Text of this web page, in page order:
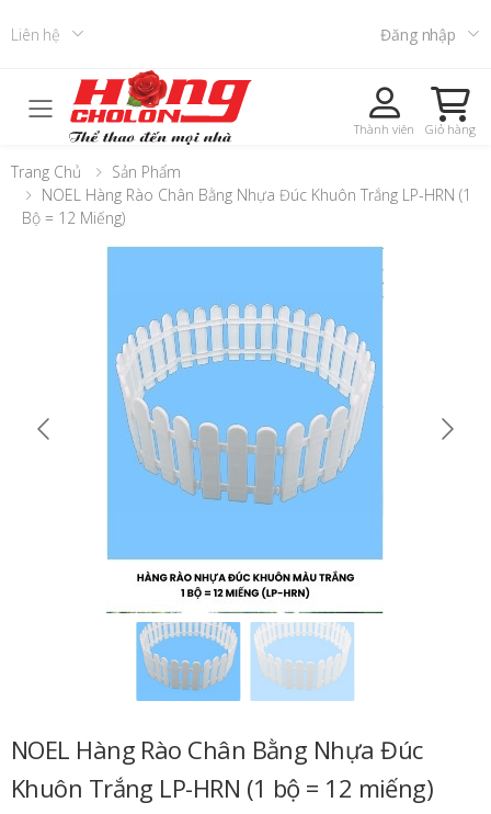
Liên hệ Đăng nhập
Toggle mobile menu Thành viên Giỏ hàng
Trang Chủ
Sản Phẩm
NOEL Hàng Rào Chân Bằng Nhựa Đúc Khuôn Trắng LP-HRN (1
Bộ = 12 Miếng)
NOEL Hàng Rào Chân Bằng Nhựa Đúc
Khuôn Trắng LP-HRN (1 bộ = 12 miếng)